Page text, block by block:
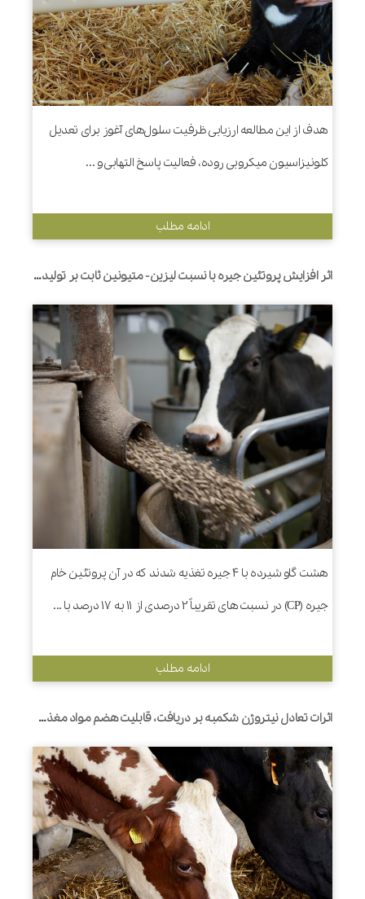
هدف از این مطالعه ارزیابی ظرفیت سلول‌های آغوز برای تعدیل
کلونیزاسیون میکروبی روده، فعالیت پاسخ التهابی و ...
ادامه مطلب
اثر افزایش پروتئین جیره با نسبت لیزین- متیونین ثابت بر تولید و جریان نیتروژن غیر آمونیاکی به هزارلا در گاوهای شیری
هشت گاو شیرده با 4 جیره تغذیه شدند که در آن پروتئین خام
جیره (CP) در نسبت های تقریباً 2 درصدی از 11 به 17 درصد با ...
ادامه مطلب
اثرات تعادل نیتروژن شکمبه بر دریافت، قابلیت هضم مواد مغذی، فعالیت جویدن، و تولید و ترکیب شیر در گاوهای شیری با منابع پروتئینی جیره متفاوت است.